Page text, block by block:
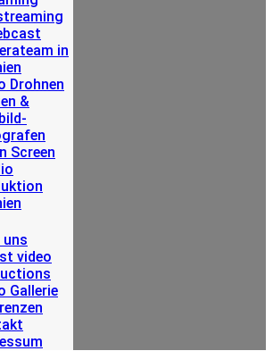
in
Drohnen
&
Screen
uns
video
Gallerie